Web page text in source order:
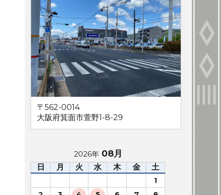
〒562-0014
大阪府箕面市萱野1-8-29
2026年 08月
日 月 火 水 木 金 土
1